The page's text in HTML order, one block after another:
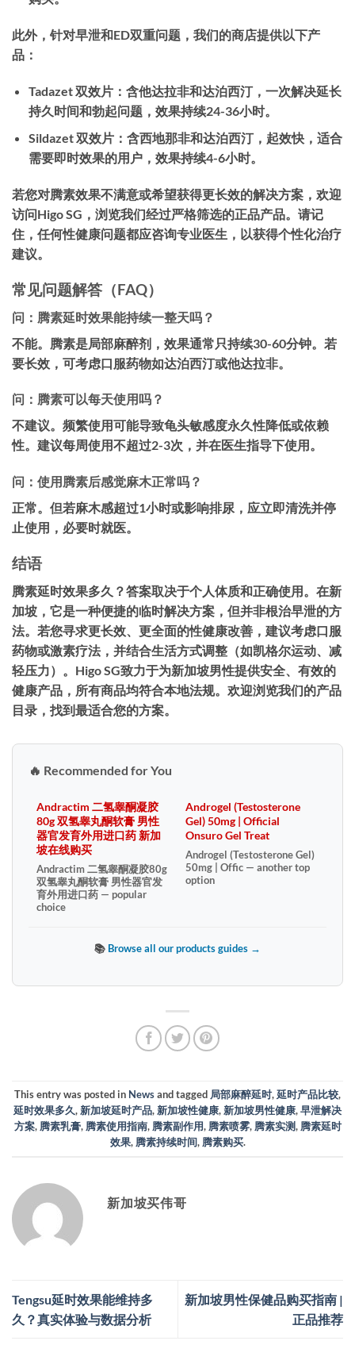
此外，针对早泄和ED双重问题，我们的商店提供以下产
品：
Tadazet 双效片： 含他达拉非和达泊西汀，一次解决延长
持久时间和勃起问题，效果持续24-36小时。
Sildazet 双效片： 含西地那非和达泊西汀，起效快，适合
需要即时效果的用户，效果持续4-6小时。
若您对腾素效果不满意或希望获得更长效的解决方案，欢迎
访问Higo SG，浏览我们经过严格筛选的正品产品。请记
住，任何性健康问题都应咨询专业医生，以获得个性化治疗
建议。
常见问题解答（FAQ）
问：腾素延时效果能持续一整天吗？
不能。腾素是局部麻醉剂，效果通常只持续30-60分钟。若
要长效，可考虑口服药物如达泊西汀或他达拉非。
问：腾素可以每天使用吗？
不建议。频繁使用可能导致龟头敏感度永久性降低或依赖
性。建议每周使用不超过2-3次，并在医生指导下使用。
问：使用腾素后感觉麻木正常吗？
正常。但若麻木感超过1小时或影响排尿，应立即清洗并停
止使用，必要时就医。
结语
腾素延时效果多久？答案取决于个人体质和正确使用。在新
加坡，它是一种便捷的临时解决方案，但并非根治早泄的方
法。若您寻求更长效、更全面的性健康改善，建议考虑口服
药物或激素疗法，并结合生活方式调整（如凯格尔运动、减
轻压力）。Higo SG致力于为新加坡男性提供安全、有效的
健康产品，所有商品均符合本地法规。欢迎浏览我们的产品
目录，找到最适合您的方案。
🔥 Recommended for You
Andractim 二氢睾酮凝胶
80g 双氢睾丸酮软膏 男性
器官发育外用进口药 新加
坡在线购买
Andractim 二氢睾酮凝胶80g
双氢睾丸酮软膏 男性器官发
育外用进口药 — popular
choice
Androgel (Testosterone
Gel) 50mg | Official
Onsuro Gel Treat
Androgel (Testosterone Gel)
50mg | Offic — another top
option
📚 Browse all our products guides →
This entry was posted in Newsand tagged 局部麻醉延时,延时产品比较,
延时效果多久,新加坡延时产品,新加坡性健康,新加坡男性健康,早泄解决
方案, 腾素乳膏, 腾素使用指南, 腾素副作用, 腾素喷雾, 腾素实测, 腾素延时
效果, 腾素持续时间, 腾素购买.
新加坡买伟哥
Tengsu延时效果能维持多
久？真实体验与数据分析
新加坡男性保健品购买指南 |
正品推荐